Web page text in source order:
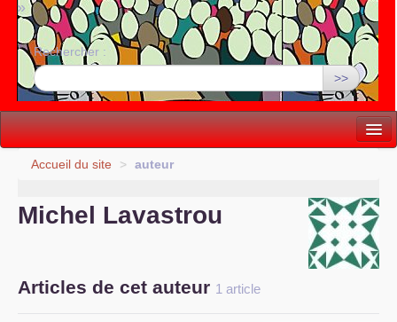
»
Rechercher :
>>
Vie politique
Accueil du site > auteur
Michel Lavastrou
Articles de cet auteur 1 article